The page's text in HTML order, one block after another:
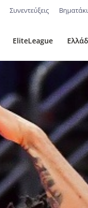
Συνεντεύξεις
EliteLeague